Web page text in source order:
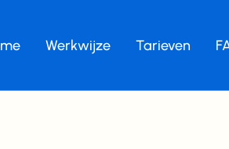
Werkwijze Tarieven